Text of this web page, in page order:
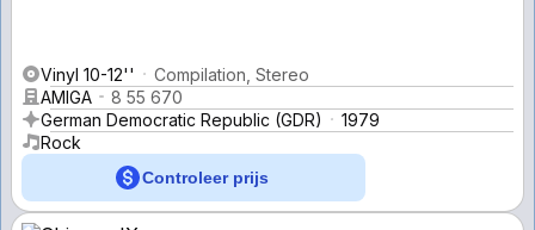
Vinyl 10-12''
Compilation, Stereo
AMIGA
8 55 670
German Democratic Republic (GDR)
1979
Rock
Controleer prijs